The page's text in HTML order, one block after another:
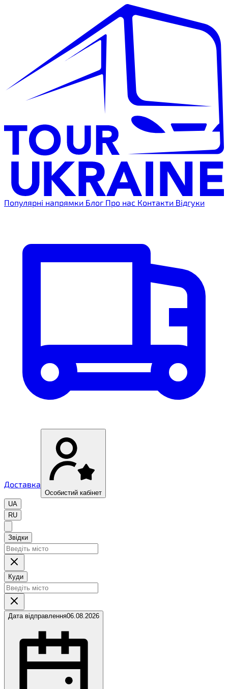
Популярні напрямки Блог Про нас Контакти Відгуки
Доставка
Особистий кабінет
UA
RU
Звідки
Куди
Дата відправлення06.08.2026